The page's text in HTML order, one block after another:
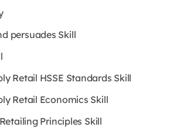
persuades Skill
Retail HSSE Standards Skill
Retail Economics Skill
Principles Skill